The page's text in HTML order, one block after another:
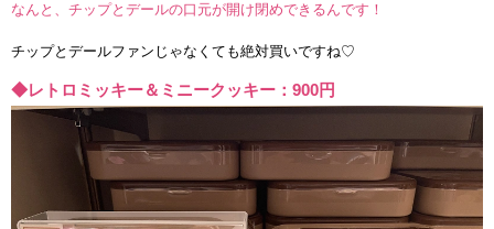
なんと、チップとデールの口元が開け閉めできるんです！
チップとデールファンじゃなくても絶対買いですね♡
◆レトロミッキー＆ミニークッキー：900円